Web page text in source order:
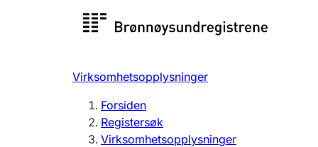
Registersøk
Registrere, endre, slette
Virksomhetsopplysninger
Forsiden
Registersøk
Virksomhetsopplysninger